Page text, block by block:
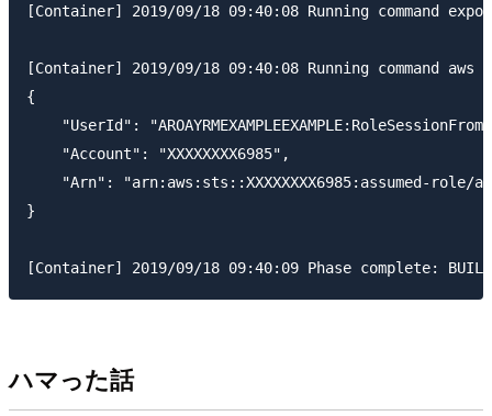
[Container] 2019/09/18 09:40:08 Running command
[Container] 2019/09/18 09:40:08 Running command
{
"UserId":
    "Account": "XXXXXXXX6985",
"Arn": "arn:aws:sts::XXXXXXXX6985:assumed-role/
}
ハマった話